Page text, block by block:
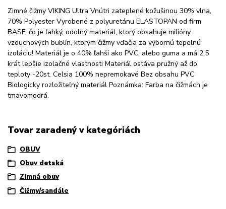
Zimné čižmy VIKING Ultra Vnútri zateplené kožušinou 30% vlna,
70% Polyester Vyrobené z polyuretánu ELASTOPAN od firm
BASF, čo je ľahký, odolný materiál, ktorý obsahuje milióny
vzduchových bublín, ktorým čižmy vďačia za výbornú tepelnú
izoláciu! Materiál je o 40% ľahší ako PVC, alebo guma a má 2,5
krát lepšie izolačné vlastnosti Materiál ostáva pružný až do
teploty -20st. Celsia 100% nepremokavé Bez obsahu PVC
Biologicky rozložiteľný materiál Poznámka: Farba na čižmách je
tmavomodrá.
Tovar zaradený v kategóriách
OBUV
Obuv detská
Zimná obuv
Čižmy/sandále